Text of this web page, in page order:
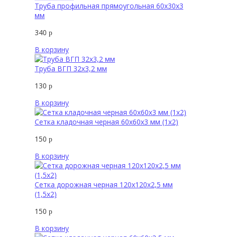
Труба профильная прямоугольная 60х30х3
мм
340 р
В корзину
Труба ВГП 32х3,2 мм
130 р
В корзину
Сетка кладочная черная 60х60х3 мм (1х2)
150 р
В корзину
Сетка дорожная черная 120х120х2,5 мм
(1,5х2)
150 р
В корзину